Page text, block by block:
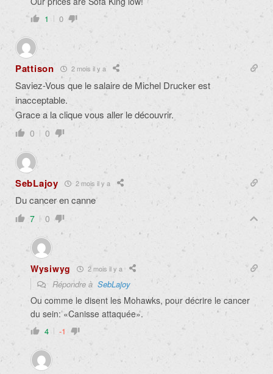
1 0
Pattison 2 mois il y a
Saviez-Vous que le salaire de Michel Drucker est
inacceptable.
Grace a la clique vous aller le découvrir.
0 0
SebLajoy 2 mois il y a
Du cancer en canne
7 0
Wysiwyg 2 mois il y a
Répondre à SebLajoy
Ou comme le disent les Mohawks, pour décrire le cancer
du sein: «Canisse attaquée».
4 -1